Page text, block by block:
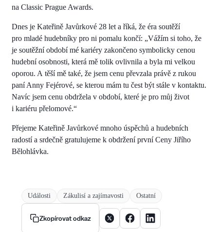
na Classic Prague Awards.
Dnes je Kateřině Javůrkové 28 let a říká, že éra soutěží
pro mladé hudebníky pro ni pomalu končí: „Vážím si toho, že
je soutěžní období mé kariéry zakončeno symbolicky cenou
hudební osobnosti, která mě tolik ovlivnila a byla mi velkou
oporou. A těší mě také, že jsem cenu převzala právě z rukou
paní Anny Fejérové, se kterou mám tu čest být stále v kontaktu.
Navíc jsem cenu obdržela v období, které je pro můj život
i kariéru přelomové.“
Přejeme Kateřině Javůrkové mnoho úspěchů a hudebních
radostí a srdečně gratulujeme k obdržení první Ceny Jiřího
Bělohlávka.
Události Zákulisí a zajímavosti Ostatní
Zkopírovat odkaz Sdílet článek na X
Sdílet článek na Facebooku
Sdílet článek na